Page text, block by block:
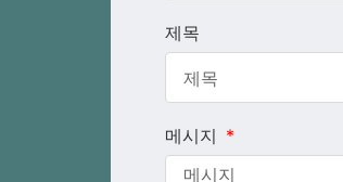
제목
메시지